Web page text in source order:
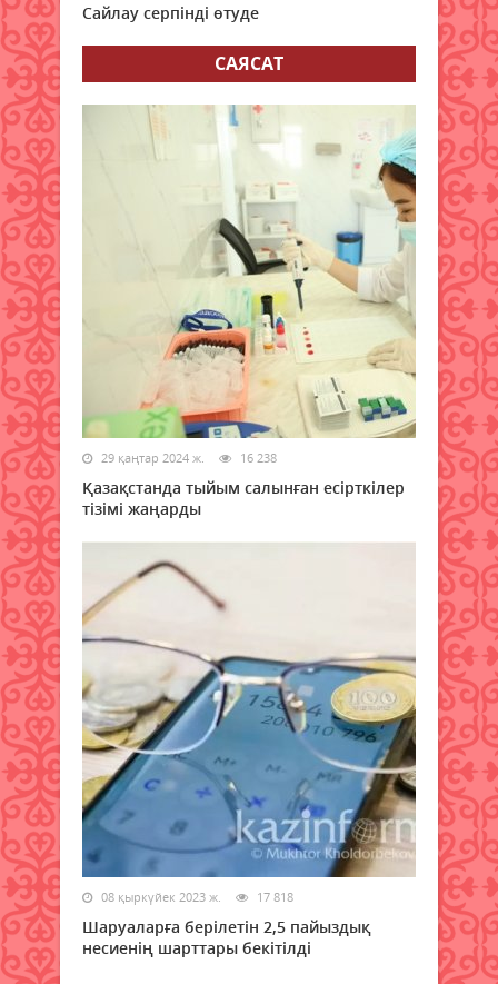
Сайлау серпінді өтуде
САЯСАТ
29 қаңтар 2024 ж. 16 238
Қазақстанда тыйым салынған есірткілер
тізімі жаңарды
08 қыркүйек 2023 ж. 17 818
Шаруаларға берілетін 2,5 пайыздық
несиенің шарттары бекітілді